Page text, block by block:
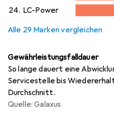
1,9%
24. LC-Power
Alle 29 Marken vergleichen
Gewährleistungsfalldauer
So lange dauert eine
Servicestelle bis
Durchschnitt.
Quelle: Galaxus